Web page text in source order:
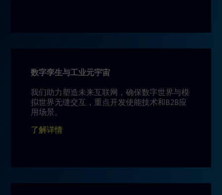
数字孪生与工业元宇宙
我们助力塑造未来互联网，确保数字世界与模
拟世界无缝交互，重点开发使能技术和B2B应
用场景。
了解详情